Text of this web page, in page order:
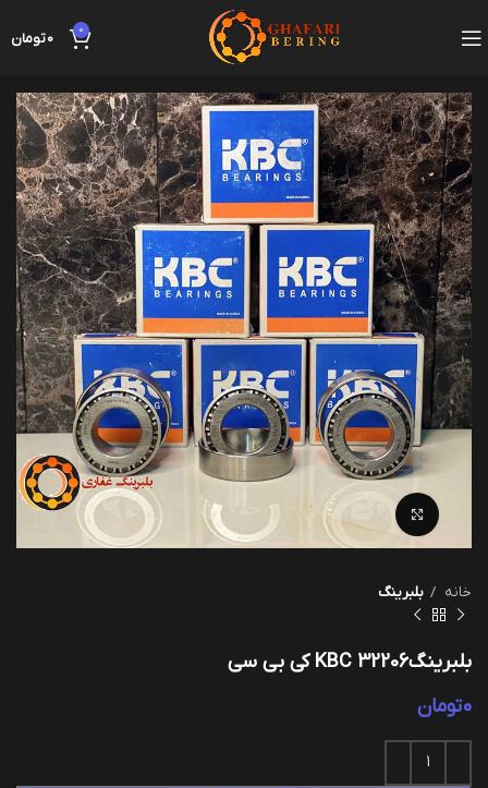
0
0تومان
بزرگنمایی تصویر
خانه بلبرینگ
بلبرینگKBC 32206 کی بی سی
0تومان